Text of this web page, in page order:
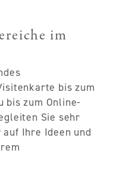
im
bis zum
bis zum Online-
Sie sehr
Ihre Ideen und